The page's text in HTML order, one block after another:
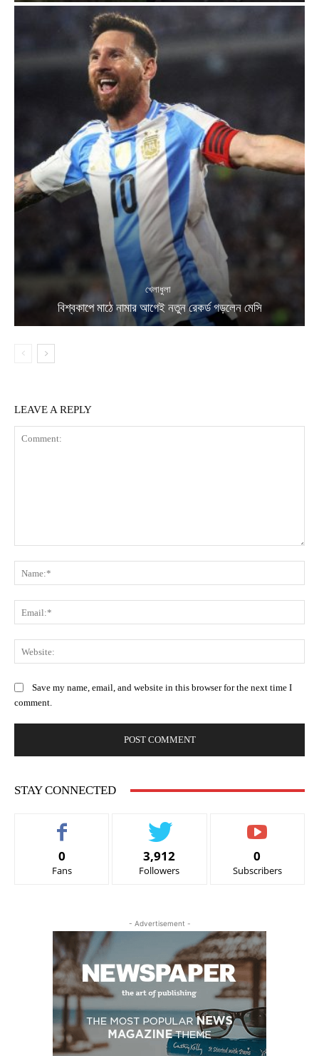
খেলাধুলা
বিশ্বকাপে মাঠে নামার আগেই নতুন রেকর্ড গড়লেন মেসি
LEAVE A REPLY
Save my name, email, and website in this browser for the next time I
comment.
STAY CONNECTED
0
Fans
3,912
Followers
0
Subscribers
- Advertisement -